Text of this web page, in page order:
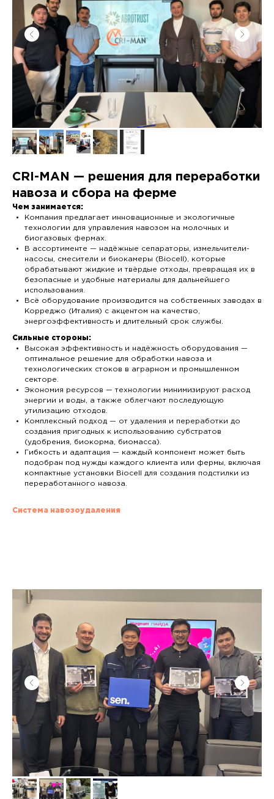
CRI-MAN — решения для переработки
навоза и сбора на ферме
Чем занимается:
Компания предлагает инновационные и экологичные
технологии для управления навозом на молочных и
биогазовых фермах.
В ассортименте — надёжные сепараторы, измельчители-
насосы, смесители и биокамеры (Biocell), которые
обрабатывают жидкие и твёрдые отходы, превращая их в
безопасные и удобные материалы для дальнейшего
использования.
Всё оборудование производится на собственных заводах в
Корреджо (Италия) с акцентом на качество,
энергоэффективность и длительный срок службы.
Сильные стороны:
Высокая эффективность и надёжность оборудования —
оптимальное решение для обработки навоза и
технологических стоков в аграрном и промышленном
секторе.
Экономия ресурсов — технологии минимизируют расход
энергии и воды, а также облегчают последующую
утилизацию отходов.
Комплексный подход — от удаления и переработки до
создания пригодных к использованию субстратов
(удобрения, биокорма, биомасса).
Гибкость и адаптация — каждый компонент может быть
подобран под нужды каждого клиента или фермы, включая
компактные установки Biocell для создания подстилки из
переработанного навоза.
Система навозоудаления